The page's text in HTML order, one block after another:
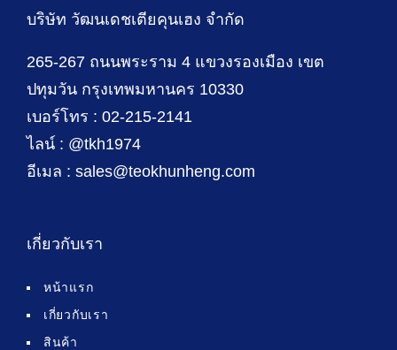
บริษัท วัฒนเดชเตียคุนเฮง จำกัด
265-267 ถนนพระราม 4 แขวงรองเมือง เขต
ปทุมวัน กรุงเทพมหานคร 10330
เบอร์โทร : 02-215-2141
ไลน์ : @tkh1974
อีเมล : sales@teokhunheng.com
เกี่ยวกับเรา
หน้าแรก
เกี่ยวกับเรา
สินค้า